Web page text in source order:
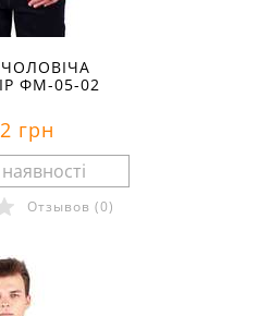
ФМ-05-02
грн
Отзывов (0)